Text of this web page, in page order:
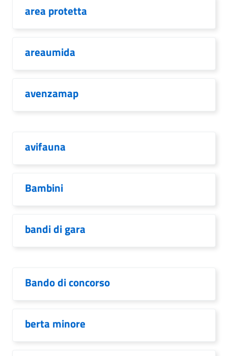
area protetta
areaumida
avenzamap
avifauna
Bambini
bandi di gara
Bando di concorso
berta minore